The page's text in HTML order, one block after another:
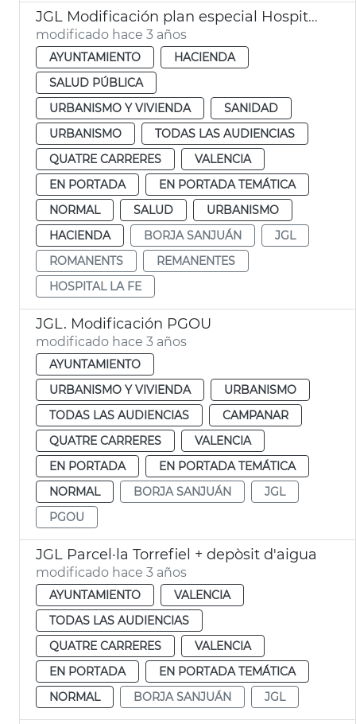
JGL Modificación plan especial Hospital la Fe
modificado hace 3 años
AYUNTAMIENTO
HACIENDA
SALUD PÚBLICA
URBANISMO Y VIVIENDA
SANIDAD
URBANISMO
TODAS LAS AUDIENCIAS
QUATRE CARRERES
VALENCIA
EN PORTADA
EN PORTADA TEMÁTICA
NORMAL
SALUD
URBANISMO
HACIENDA
BORJA SANJUÁN
JGL
ROMANENTS
REMANENTES
HOSPITAL LA FE
JGL. Modificación PGOU
modificado hace 3 años
AYUNTAMIENTO
URBANISMO Y VIVIENDA
URBANISMO
TODAS LAS AUDIENCIAS
CAMPANAR
QUATRE CARRERES
VALENCIA
EN PORTADA
EN PORTADA TEMÁTICA
NORMAL
BORJA SANJUÁN
JGL
PGOU
JGL Parcel·la Torrefiel + depòsit d'aigua
modificado hace 3 años
AYUNTAMIENTO
VALENCIA
TODAS LAS AUDIENCIAS
QUATRE CARRERES
VALENCIA
EN PORTADA
EN PORTADA TEMÁTICA
NORMAL
BORJA SANJUÁN JGL